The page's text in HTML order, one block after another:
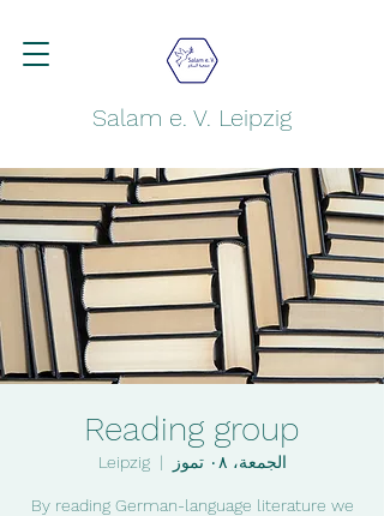
Salam e. V. Leipzig
Reading group
الجمعة، ٠٨ تموز
  |
Leipzig
By reading German-language literature we